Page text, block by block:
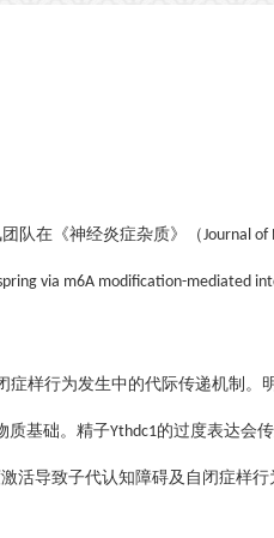
队在《神经炎症杂质》（Journal
via m6A modification-mediated
样行为发生中的代际传递机制。
质基础。精子Ythdc1的过度表达会
活导致子代认知障碍及自闭症样行